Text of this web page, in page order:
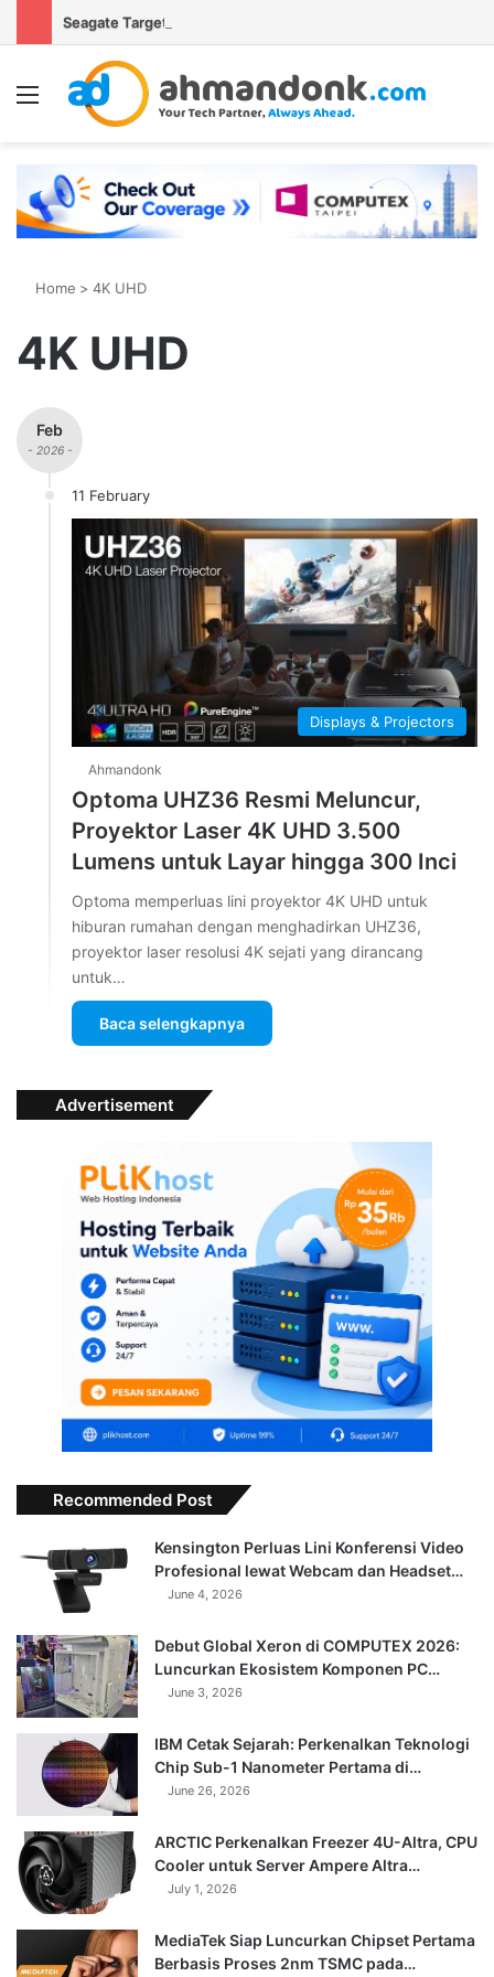
Menu
Home > 4K UHD
4K UHD
Feb
- 2026 -
11 February
Displays & Projectors
Ahmandonk
Optoma UHZ36 Resmi Meluncur,
Proyektor Laser 4K UHD 3.500
Lumens untuk Layar hingga 300 Inci
Optoma memperluas lini proyektor 4K UHD untuk
hiburan rumahan dengan menghadirkan UHZ36,
proyektor laser resolusi 4K sejati yang dirancang
untuk…
Baca selengkapnya
Advertisement
Recommended Post
Kensington Perluas Lini Konferensi Video
Profesional lewat Webcam dan Headset…
June 4, 2026
Debut Global Xeron di COMPUTEX 2026:
Luncurkan Ekosistem Komponen PC…
June 3, 2026
IBM Cetak Sejarah: Perkenalkan Teknologi
Chip Sub-1 Nanometer Pertama di…
June 26, 2026
ARCTIC Perkenalkan Freezer 4U-Altra, CPU
Cooler untuk Server Ampere Altra…
July 1, 2026
MediaTek Siap Luncurkan Chipset Pertama
Berbasis Proses 2nm TSMC pada…